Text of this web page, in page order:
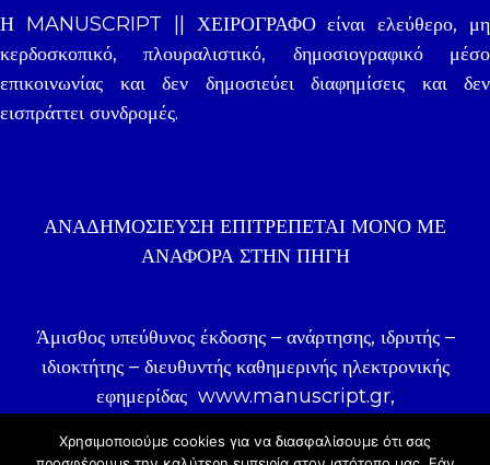
Η MANUSCRIPT || ΧΕΙΡΟΓΡΑΦΟ είναι ελεύθερο, μη
κερδοσκοπικό, πλουραλιστικό, δημοσιογραφικό μέσο
επικοινωνίας και δεν δημοσιεύει διαφημίσεις και δεν
εισπράττει συνδρομές.
ΑΝΑΔΗΜΟΣΊΕΥΣΗ ΕΠΙΤΡΈΠΕΤΑΙ ΜΌΝΟ ΜΕ
ΑΝΑΦΟΡΑ ΣΤΗΝ ΠΗΓΉ
Άμισθος υπεύθυνος έκδοσης – ανάρτησης, ιδρυτής –
ιδιοκτήτης – διευθυντής καθημερινής ηλεκτρονικής
εφημερίδας www.manuscript.gr,
Χρησιμοποιούμε cookies για να διασφαλίσουμε ότι σας